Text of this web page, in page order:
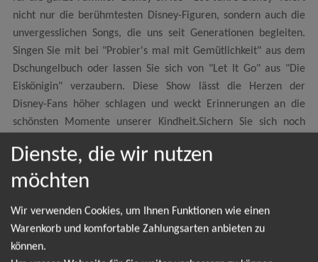
nicht nur die berühmtesten Disney-Figuren, sondern auch die
unvergesslichen Songs, die uns seit Generationen begleiten.
Singen Sie mit bei "Probier's mal mit Gemütlichkeit" aus dem
Dschungelbuch oder lassen Sie sich von "Let It Go" aus "Die
Eiskönigin" verzaubern. Diese Show lässt die Herzen der
Disney-Fans höher schlagen und weckt Erinnerungen an die
schönsten Momente unserer Kindheit.Sichern Sie sich noch
tauchen Sie ein in eine Welt voller Fantasie und Abenteuer.
NEWSLETTER
Dienste, die wir nutzen
möchten
Wir verwenden Cookies, um Ihnen Funktionen wie einen
Warenkorb und komfortable Zahlungsarten anbieten zu
können.